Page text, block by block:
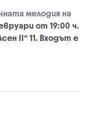
мелодия на
от 19:00 ч.
II“ 11. Входът е